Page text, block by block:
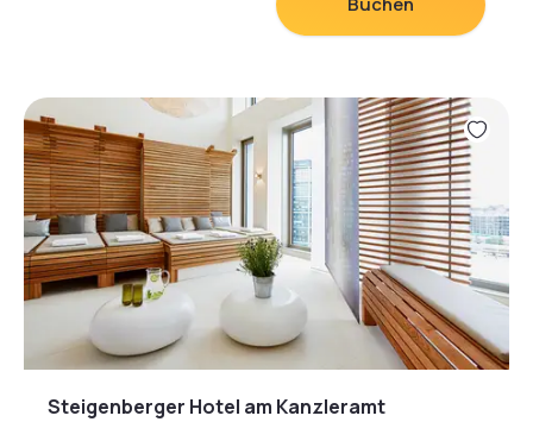
Farben in Kombination mit hochwertigen Hölzern
Das Berliner Vier-Sterne-Hotel verfügt über 158 stilvoll
eingerichtete Zimmer, 11 multifunktionale
Veranstaltungsräume und ein vielfältiges
gastronomisches Angebot.
Das centrovital Day SPA und eine SPA- &
Saunalandschaft mit 25m-Pool laden zum Entspannen
ein. Der SPA & Sportclub verfügt über multimediale
Technogym-Geräte der neuesten Generation, ein
umfangreiches Kursangebot, Galileo-
Vibrationstraining und eine Kinesis-Strecke.
Steigenberger Hotel am Kanzleramt